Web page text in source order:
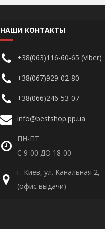
НАШИ КОНТАКТЫ
+38(063)116-60-65 (Viber)
+38(067)929-02-80
+38(066)246-53-07
info@bestshop.pp.ua
ПН-ПТ
С 9-00 ДО 18-00
г. Киев, ул. Канальная 2,
(офис выдачи)